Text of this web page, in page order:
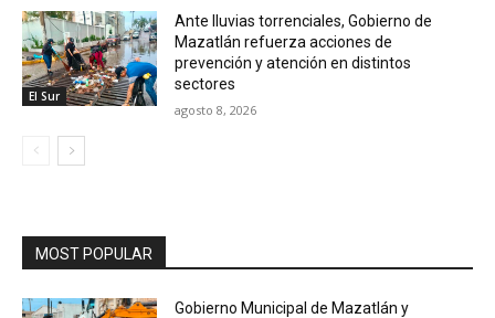
El Sur
Ante lluvias torrenciales, Gobierno de
Mazatlán refuerza acciones de
prevención y atención en distintos
sectores
agosto 8, 2026
MOST POPULAR
Gobierno Municipal de Mazatlán y